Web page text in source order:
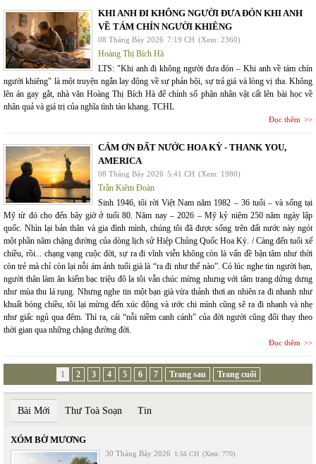
KHI ANH ĐI KHÔNG NGƯỜI ĐƯA ĐÓN KHI ANH
VỀ TÁM CHÍN NGƯỜI KHIÊNG
08 Tháng Bảy 2026 7:19 CH (Xem: 2360)
Hoàng Thị Bích Hà
LTS: "Khi anh đi không người đưa đón – Khi anh về tám chín
người khiêng" là một truyện ngắn lay động về sự phản bội, sự trả giá và lòng vị tha. Không
lên án gay gắt, nhà văn Hoàng Thị Bích Hà để chính số phận nhân vật cất lên bài học về
nhân quả và giá trị của nghĩa tình tào khang. TCHL
Đọc thêm
CÁM ƠN ĐẤT NƯỚC HOA KỲ - THANK YOU,
AMERICA
08 Tháng Bảy 2026 5:41 CH (Xem: 1980)
Trần Kiêm Đoàn
Sinh 1946, tôi rời Việt Nam năm 1982 – 36 tuổi – và sống tại
Mỹ từ đó cho đến bây giờ ở tuổi 80. Năm nay – 2026 – Mỹ kỷ niệm 250 năm ngày lập
quốc. Nhìn lại bản thân và gia đình mình, chúng tôi đã được sống trên đất nước này ngót
một phần năm chặng đường của dòng lịch sử Hiệp Chủng Quốc Hoa Kỳ. / Càng đến tuổi xế
chiều, rồi... chạng vạng cuộc đời, sự ra đi vĩnh viễn không còn là vấn đề bận tâm như thời
còn trẻ mà chỉ còn lại nỗi ám ảnh tuổi già là “ra đi như thế nào”. Có lúc nghe tin người bạn,
người thân làm ăn kiếm bạc triệu đô la tôi vẫn chúc mừng nhưng với tâm trạng dửng dưng
như mùa thu lá rụng. Nhưng nghe tin một bạn già vừa thảnh thơi an nhiên ra đi nhanh như
khuất bóng chiều, tôi lại mừng đến xúc động và ước chi mình cũng sẽ ra đi nhanh và nhẹ
như giấc ngủ qua đêm. Thì ra, cái “nỗi niềm canh cánh” của đời người cũng đổi thay theo
thời gian qua những chặng đường đời.
Đọc thêm
1 2 3 4 5 6 7 Trang sau Trang cuối
Bài Mới Thư Toà Soạn Tin
XÓM BỜ MƯƠNG
30 Tháng Bảy 2026 1:56 CH (Xem: 770)